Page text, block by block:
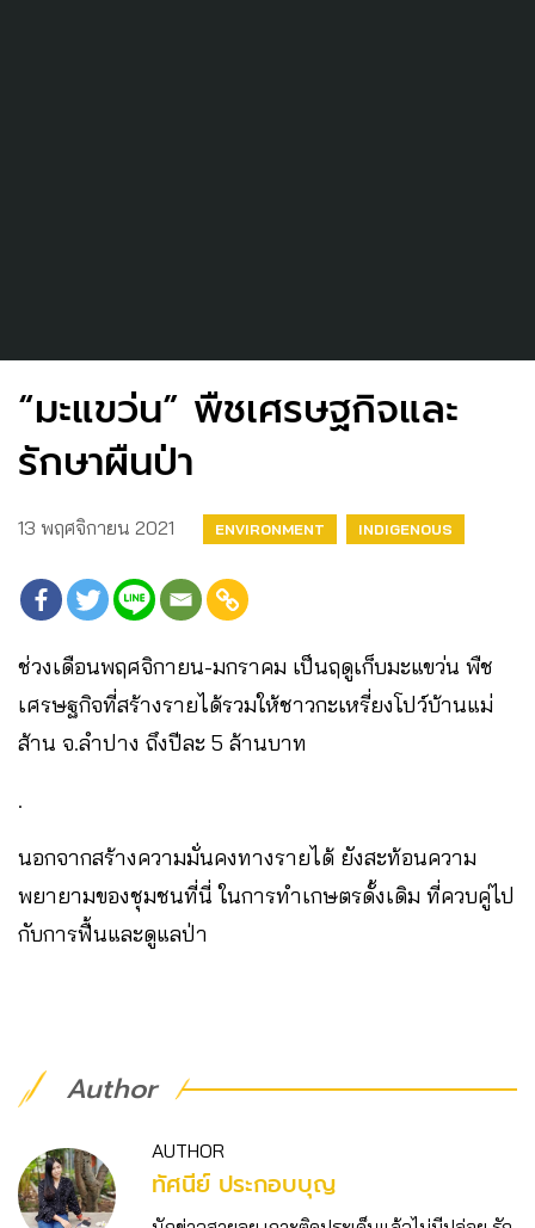
“มะแขว่น” พืชเศรษฐกิจและ
รักษาผืนป่า
13 พฤศจิกายน 2021 ENVIRONMENT INDIGENOUS
ช่วงเดือนพฤศจิกายน-มกราคม เป็นฤดูเก็บมะแขว่น พืช
เศรษฐกิจที่สร้างรายได้รวมให้ชาวกะเหรี่ยงโปว์บ้านแม่
ส้าน จ.ลำปาง ถึงปีละ 5 ล้านบาท
.
นอกจากสร้างความมั่นคงทางรายได้ ยังสะท้อนความ
พยายามของชุมชนที่นี่ ในการทำเกษตรดั้งเดิม ที่ควบคู่ไป
กับการฟื้นและดูแลป่า
Author
AUTHOR
ทัศนีย์ ประกอบบุญ